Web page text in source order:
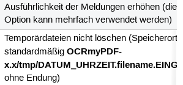
Ausführlichkeit der Meldungen erhöhen
Option kann mehrfach verwendet werden)
Temporärdateien nicht löschen (Speicherort
standardmäßigOCRmyPDF-
x.x/tmp/
ohne Endung)